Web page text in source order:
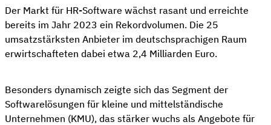
Der Markt für HR-Software wächst rasant und erreichte
bereits im Jahr 2023 ein Rekordvolumen. Die 25
umsatzstärksten Anbieter im deutschsprachigen Raum
erwirtschafteten dabei etwa 2,4 Milliarden Euro.
Besonders dynamisch zeigte sich das Segment der
Softwarelösungen für kleine und mittelständische
Unternehmen (KMU), das stärker wuchs als Angebote für